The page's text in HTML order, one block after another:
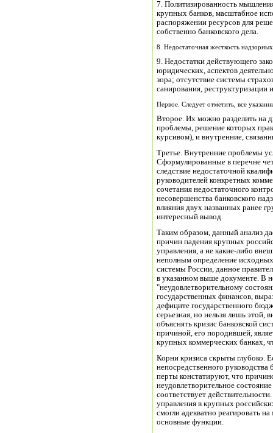
7. Политизированность
крупных банков, масштабное
распоряжении ресурсов для
собственно банков­ского дела.
8. Недостаточная жесткость
9. Недостатки действующего
юридических, аспектов
зора; отсутствие системы
санирования, реструк­туризации
Первое. Следует отметить, все
Второе. Их можно разделить на
проблемы, реше­ние которых
курсивом), и внутренние,
Третье. Внутренние проблемы
Сформулированные в пе­речне
следствие недостаточной
руководителей конк­ретных
сочетания недостаточного
несовер­шенства банковского
влияния двух названных ранее
интересный вывод.
Таким образом, данный анализ
причин падения крупных
управления, а не какие-либо
неполным определение
системы России, данное
в указанном выше документе. В
"неудовлетворительному
государственных финансов,
дефиците государственного
серьезная, но нельзя лишь
объяснять кризис банковской
причиной, его породившей,
крупных коммерче­ских банках,
Корни кризиса скрыты глубоко.
непосредственного
перты констатируют, что
неудовлетворительное
соответствует
управления в круп­ных
смогли адекватно реагировать
основные функ­ции.